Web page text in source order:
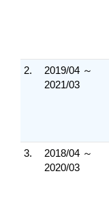
2.
2019/04 ～
2021/03
3.
2018/04 ～
2020/03